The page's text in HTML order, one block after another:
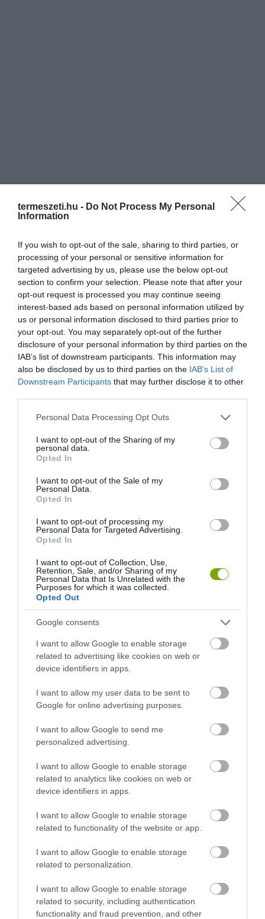
termeszeti.hu - Do Not Process My Personal
Information
If you wish to opt-out of the sale, sharing to third parties, or
processing of your personal or sensitive information for
targeted advertising by us, please use the below opt-out
section to confirm your selection. Please note that after your
opt-out request is processed you may continue seeing
interest-based ads based on personal information utilized by
us or personal information disclosed to third parties prior to
your opt-out. You may separately opt-out of the further
disclosure of your personal information by third parties on the
IAB’s list of downstream participants. This information may
also be disclosed by us to third parties on the IAB’s List of
Downstream Participants that may further disclose it to other
Please note that this website/app uses one or more Google
not limited to your visit or usage behaviour. You may click to
grant or deny consent to Google and its third-party tags to
use your data for below specified purposes in below Google
consent section.
Personal Data Processing Opt Outs
I want to opt-out of the Sharing of my
personal data.
Opted In
I want to opt-out of the Sale of my
Personal Data.
Opted In
I want to opt-out of processing my
Personal Data for Targeted Advertising.
Opted In
I want to opt-out of Collection, Use,
Retention, Sale, and/or Sharing of my
Personal Data that Is Unrelated with the
Purposes for which it was collected.
Opted Out
Google consents
I want to allow Google to enable storage
related to advertising like cookies on web or
device identifiers in apps.
I want to allow my user data to be sent to
Google for online advertising purposes.
I want to allow Google to send me
personalized advertising.
I want to allow Google to enable storage
related to analytics like cookies on web or
device identifiers in apps.
I want to allow Google to enable storage
related to functionality of the website or app.
I want to allow Google to enable storage
related to personalization.
I want to allow Google to enable storage
related to security, including authentication
functionality and fraud prevention, and other
ELŐZŐ CIKK
MEGÉRETT AZ ELSŐ CHILIPAPRIKA AZ ŰRBEN
KÖVETKEZŐ CIKK
UNIÓS OLTALMAT KAPOTT A FERTŐD VIDÉKI SÁRGARÉPA
HASONLÓ ÉRDEKESSÉGEK
A KORALLZÁTONY NEM CSAK
500 EDDIG ISMERETLEN
LAKÓJÁT MUTATTA MEG
FEDŐ, ÉS MI TÖRTÉNIK
ALATTA A TERMÉSZETTEL?